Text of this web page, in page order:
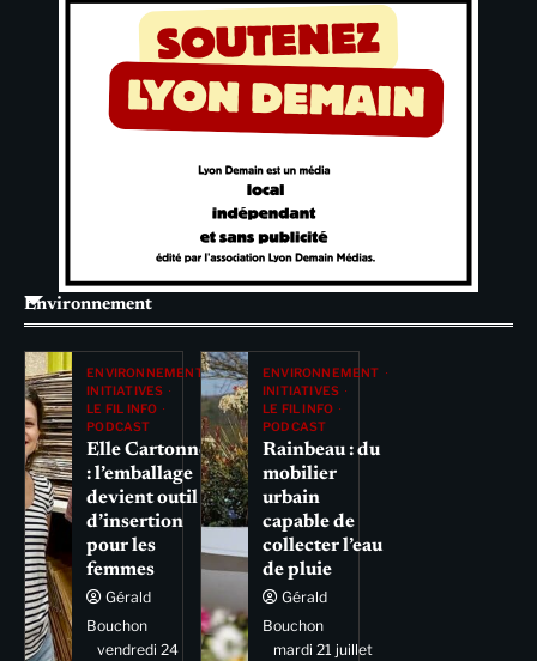
Environnement
ENVIRONNEMENT
INITIATIVES
LE FIL INFO
PODCAST
Elle Cartonne
: l’emballage
devient outil
d’insertion
pour les
femmes
Gérald
Bouchon
vendredi 24
ENVIRONNEMENT
INITIATIVES
LE FIL INFO
PODCAST
Rainbeau : du
mobilier
urbain
capable de
collecter l’eau
de pluie
Gérald
Bouchon
mardi 21 juillet